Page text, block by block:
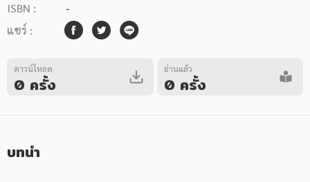
หมวดหมู่หนังสือ
หมวดหมู่ยอดนิยม
หนังสือเสียง
ISBN :
-
แชร์ :
ดาวน์โหลด
0 ครั้ง
อ่านแล้ว
0 ครั้ง
บทนำ